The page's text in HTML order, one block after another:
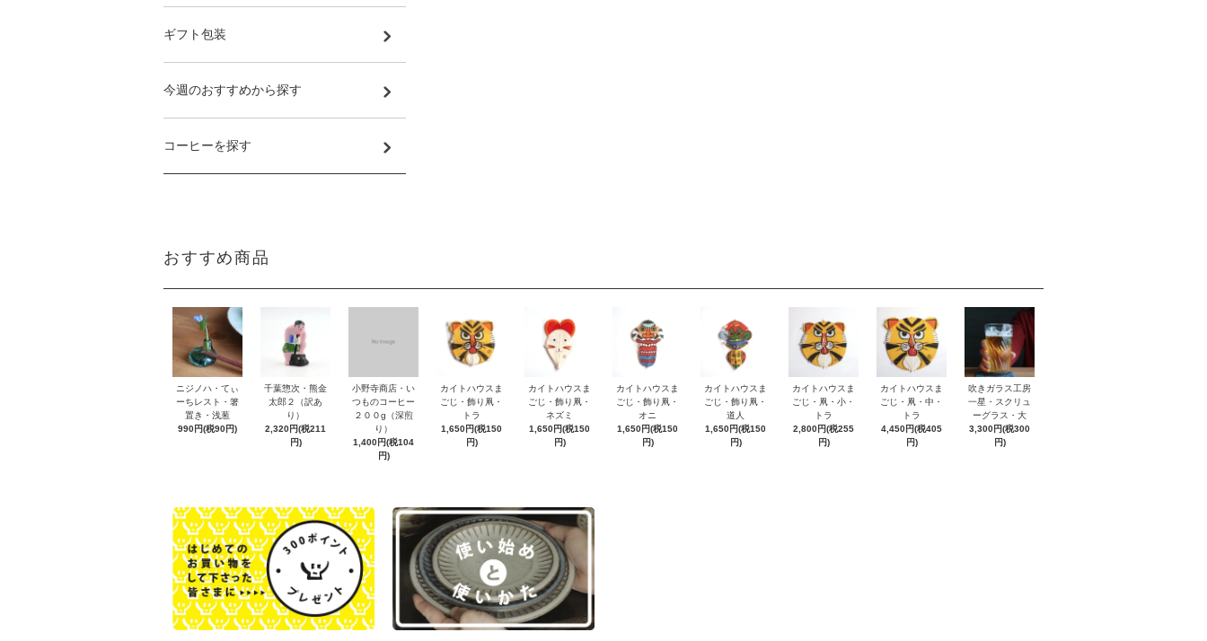
ギフト包装
今週のおすすめから探す
コーヒーを探す
おすすめ商品
ニジノハ・てぃ
ーちレスト・箸
置き・浅葱
990円(税90円)
千葉惣次・熊金
太郎２（訳あ
り）
2,320円(税211
円)
小野寺商店・い
つものコーヒー
２００g（深煎
り）
1,400円(税104
円)
カイトハウスま
ごじ・飾り凧・
トラ
1,650円(税150
円)
カイトハウスま
ごじ・飾り凧・
ネズミ
1,650円(税150
円)
カイトハウスま
ごじ・飾り凧・
オニ
1,650円(税150
円)
カイトハウスま
ごじ・飾り凧・
道人
1,650円(税150
円)
カイトハウスま
ごじ・凧・小・
トラ
2,800円(税255
円)
カイトハウスま
ごじ・凧・中・
トラ
4,450円(税405
円)
吹きガラス工房
一星・スクリュ
ーグラス・大
3,300円(税300
円)